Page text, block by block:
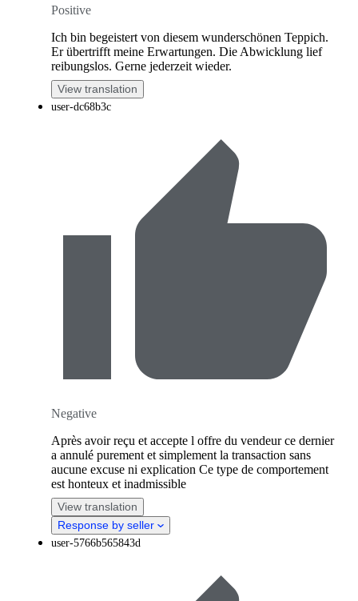
Positive
Ich bin begeistert von diesem wunderschönen Teppich.
Er übertrifft meine Erwartungen. Die Abwicklung lief
reibungslos. Gerne jederzeit wieder.
View translation
user-dc68b3c
Negative
Après avoir reçu et accepte l offre du vendeur ce dernier
a annulé purement et simplement la transaction sans
aucune excuse ni explication Ce type de comportement
est honteux et inadmissible
View translation
Response by seller
user-5766b565843d